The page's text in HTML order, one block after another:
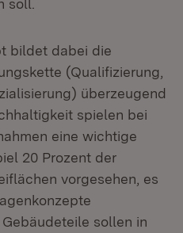
bildet dabei die
(Qualifizierung,
überzeugend
spielen bei
eine wichtige
20 Prozent der
vorgesehen, es
sollen in